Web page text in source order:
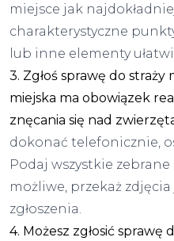
miejsce jak
charakterystyczne
lub inne elementy
3. Zgłoś sprawę do
miejska ma obowiązek
znęcania się nad
dokonać telefonicznie,
Podaj wszystkie
możliwe, przekaż zdjęcia
zgłoszenia.
4. Możesz zgłosić